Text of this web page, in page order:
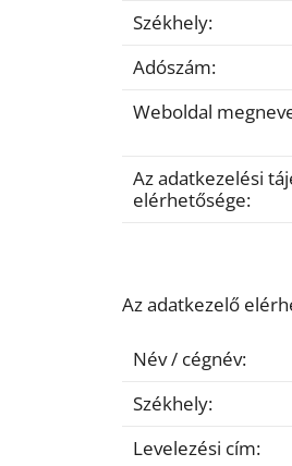
Székhely:
Adószám:
Weboldal
Az adatkezelési
elérhetősége:
Az adatkezelő
Név / cégnév:
Székhely:
Levelezési cím: